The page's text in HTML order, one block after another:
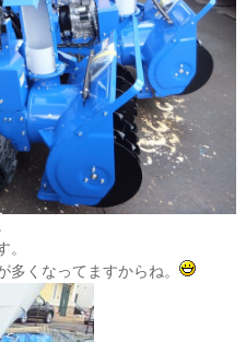
多くなってますからね。